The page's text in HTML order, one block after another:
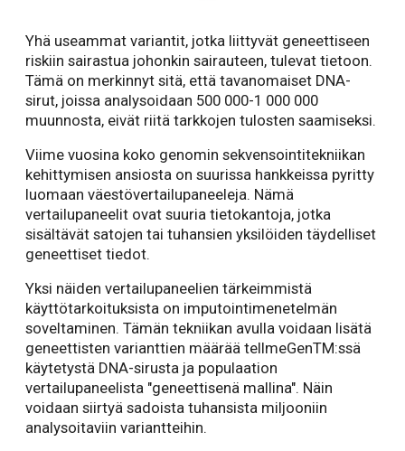
Yhä useammat variantit, jotka liittyvät geneettiseen
riskiin sairastua johonkin sairauteen, tulevat tietoon.
Tämä on merkinnyt sitä, että tavanomaiset DNA-
sirut, joissa analysoidaan 500 000-1 000 000
muunnosta, eivät riitä tarkkojen tulosten saamiseksi.
Viime vuosina koko genomin sekvensointitekniikan
kehittymisen ansiosta on suurissa hankkeissa pyritty
luomaan väestövertailupaneeleja. Nämä
vertailupaneelit ovat suuria tietokantoja, jotka
sisältävät satojen tai tuhansien yksilöiden täydelliset
geneettiset tiedot.
Yksi näiden vertailupaneelien tärkeimmistä
käyttötarkoituksista on imputointimenetelmän
soveltaminen. Tämän tekniikan avulla voidaan lisätä
geneettisten varianttien määrää tellmeGenTM:ssä
käytetystä DNA-sirusta ja populaation
vertailupaneelista "geneettisenä mallina". Näin
voidaan siirtyä sadoista tuhansista miljooniin
analysoitaviin variantteihin.